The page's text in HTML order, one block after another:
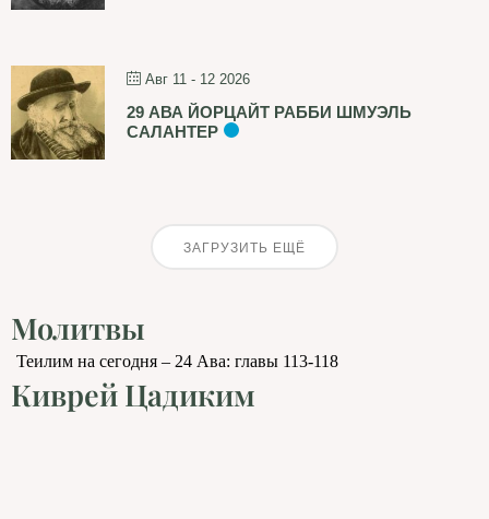
Авг 11 - 12 2026
29 АВА ЙОРЦАЙТ РАББИ ШМУЭЛЬ
САЛАНТЕР
ЗАГРУЗИТЬ ЕЩЁ
Молитвы
Теилим на сегодня – 24 Ава: главы 113-118
Киврей Цадиким